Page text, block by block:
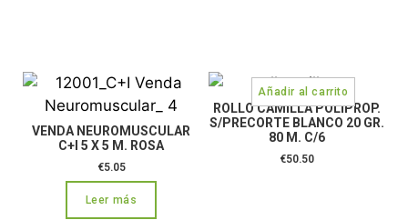
VENDA NEUROMUSCULAR
C+I 5 X 5 M. ROSA
€5.05
Leer más
ROLLO CAMILLA POLIPROP.
S/PRECORTE BLANCO 20 GR.
80 M. C/6
€50.50